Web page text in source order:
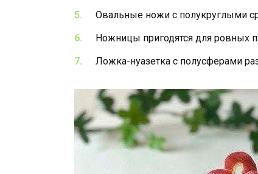
Овальные ножи с полукруглыми
Ножницы пригодятся для ровных
Ложка-нуазетка с полусферами